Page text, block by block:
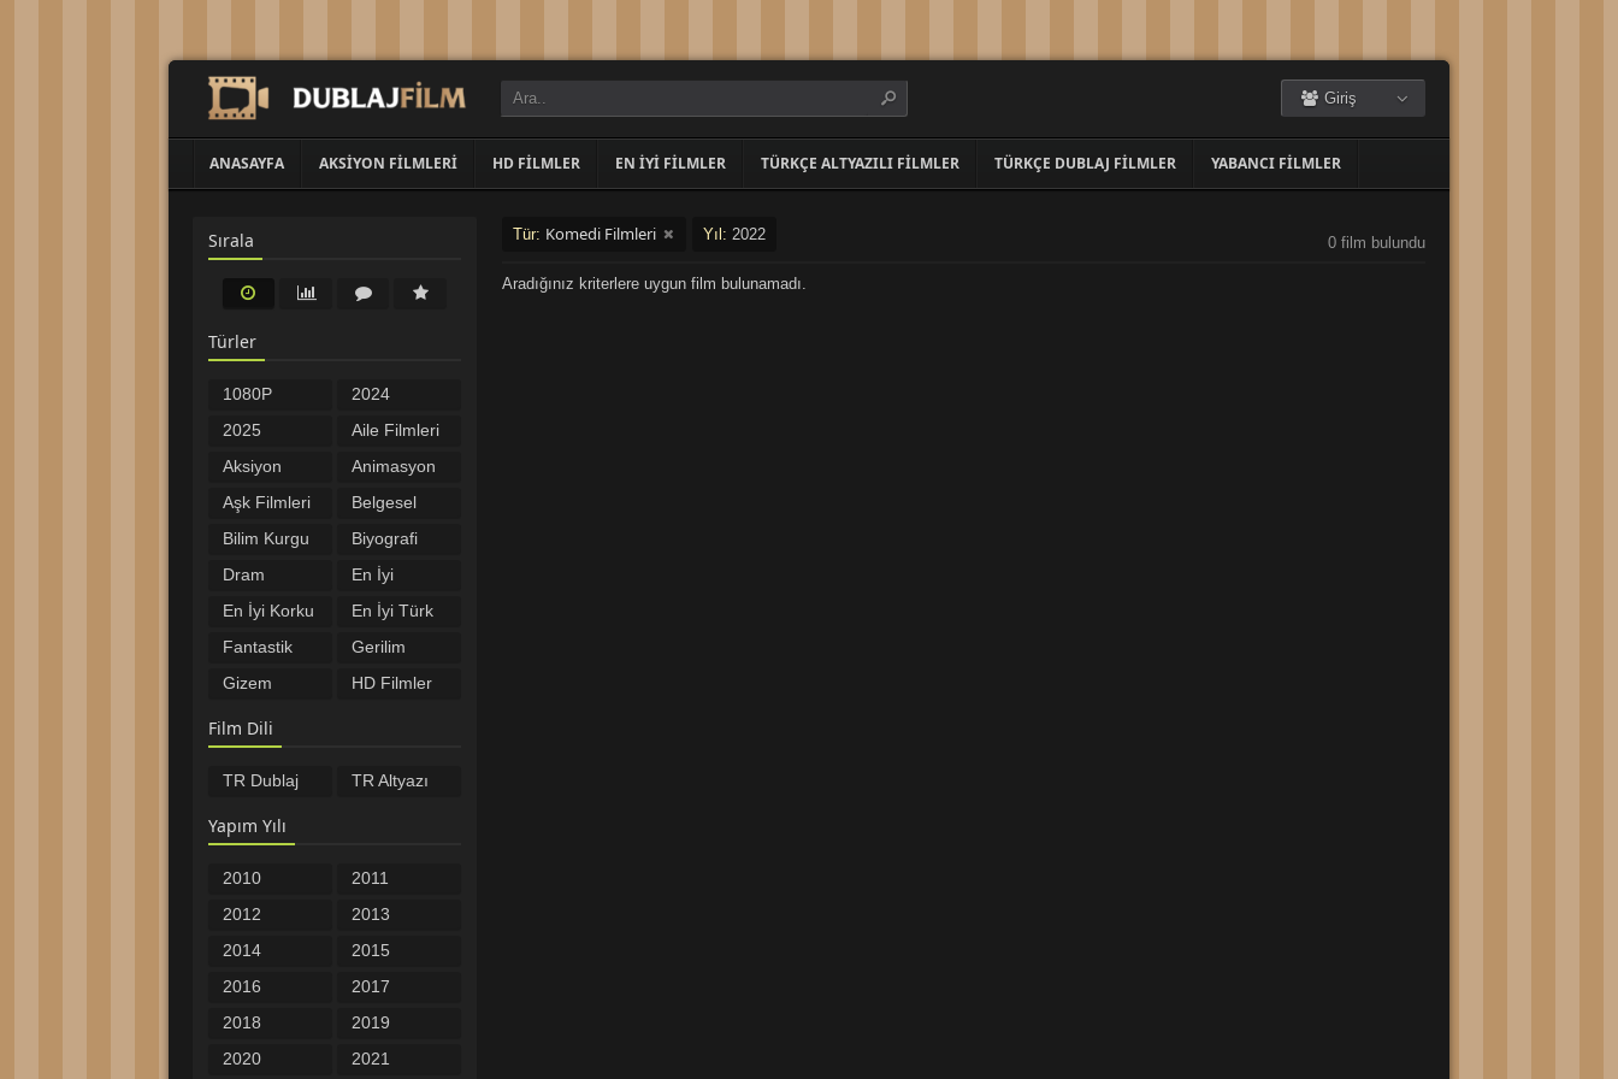
Giriş
ANASAYFA AKSIYON FILMLERI HD FILMLER EN İYI FILMLER TÜRKÇE ALTYAZILI FILMLER TÜRKÇE DUBLAJ FILMLER YABANCI FILMLER
Sırala
Türler
1080P
Filmler
2024
Filmleri
2025
Filmleri
Aile Filmleri
Aksiyon
Filmleri
Animasyon
Filmleri
Aşk Filmleri
Belgesel
Bilim Kurgu
Filmleri
Biyografi
Filmleri
Dram
Filmleri
En İyi
Filmler
En İyi Korku
Filmleri
En İyi Türk
Filmleri
Fantastik
Filmler
Gerilim
Filmleri
Gizem
HD Filmler
Komedi
Filmleri
Filmleri
Filmler
Savaş
Filmleri
Spor
Tarih
Filmler
Filmler
Film Dili
TR Dublaj TR Altyazı
Yapım Yılı
2010
Öncesi
2011
2012
2013
2014
2015
2016
2017
2018
2019
2020
2021
Tür: Komedi Filmleri Yıl: 2022 0 film bulundu
Aradığınız kriterlere uygun film bulunamadı.